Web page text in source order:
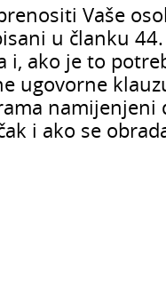
Vaše
u članku 44.
ako je to
ugovorne
namijenjeni
i ako se